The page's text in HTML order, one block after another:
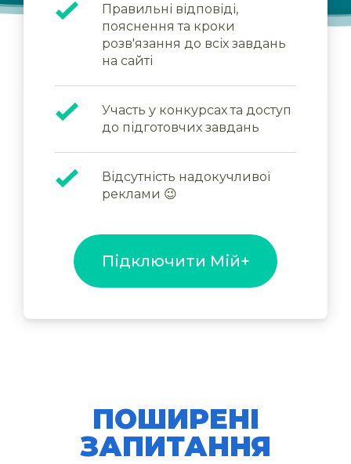
Правильні відповіді,
пояснення та кроки
розв'язання до всіх завдань
на сайті
Участь у конкурсах та доступ
до підготовчих завдань
Відсутність надокучливої
реклами 😉
Підключити Мій+
ПОШИРЕНІ
ЗАПИТАННЯ